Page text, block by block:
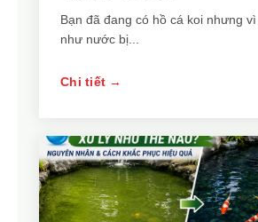
Bạn đã đang có hồ cá koi nhưng
như nước bị...
Chi tiết →